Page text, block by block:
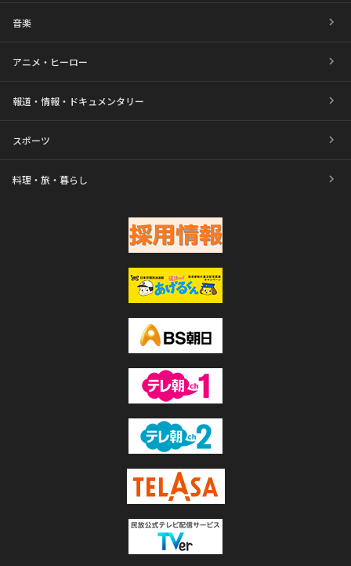
音楽
アニメ・ヒーロー
報道・情報・ドキュメンタリー
スポーツ
料理・旅・暮らし